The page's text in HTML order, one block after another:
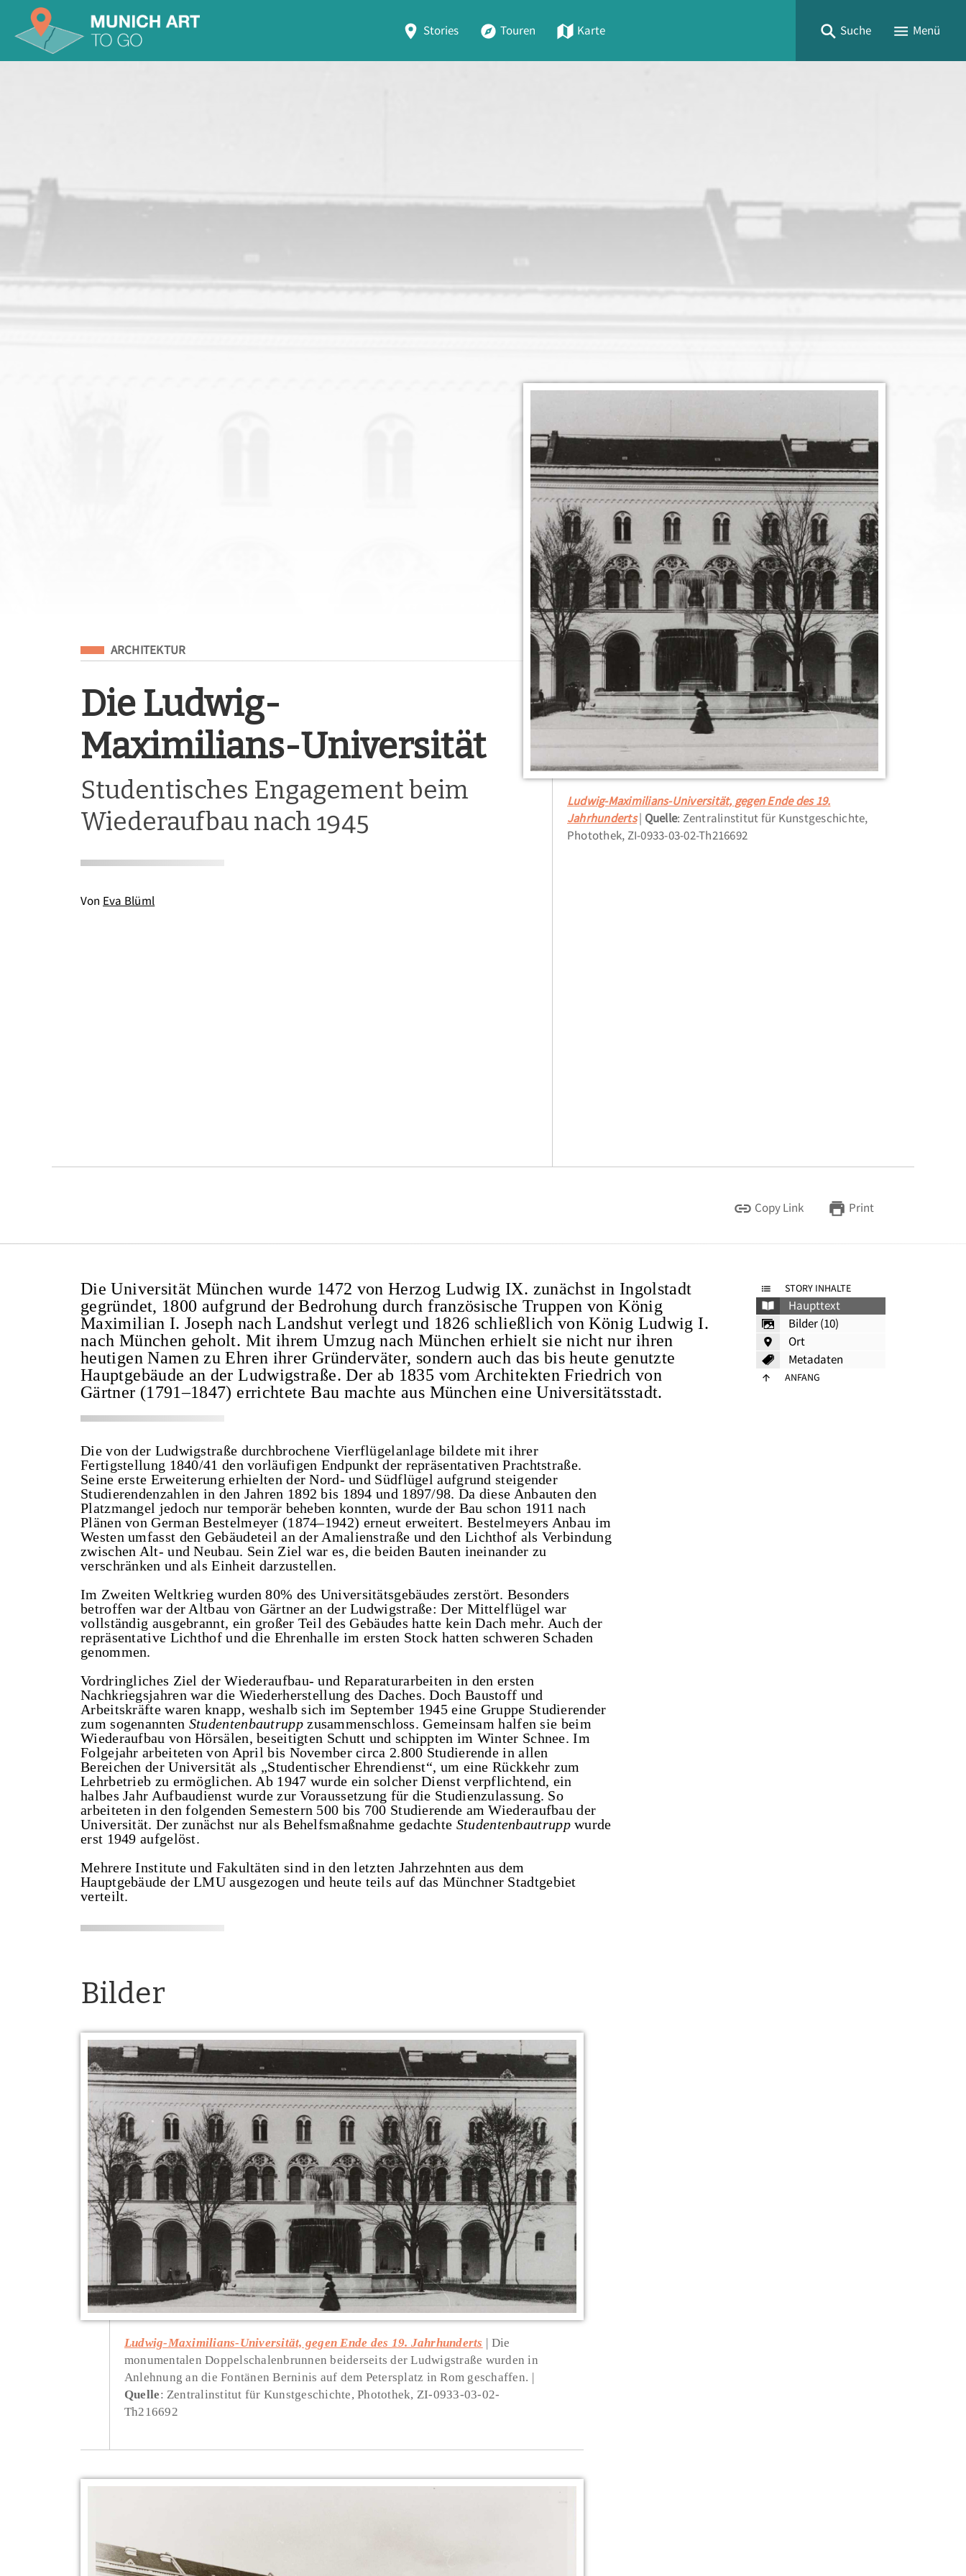
Stories Touren Karte Suche Menü
Eingeordnet unter
ARCHITEKTUR
Die Ludwig-
Maximilians-Universität
Studentisches Engagement beim
Wiederaufbau nach 1945
Von Eva Blüml
Ludwig-Maximilians-Universität, gegen Ende des 19.
Jahrhunderts Quelle: Zentralinstitut für Kunstgeschichte,
Photothek, ZI-0933-03-02-Th216692
Copy Link Print
STORY INHALTE
Haupttext
Bilder (10)
Ort
Metadaten
ANFANG
Die Universität München wurde 1472 von Herzog Ludwig IX. zunächst in Ingolstadt
gegründet, 1800 aufgrund der Bedrohung durch französische Truppen von König
Maximilian I. Joseph nach Landshut verlegt und 1826 schließlich von König Ludwig I.
nach München geholt. Mit ihrem Umzug nach München erhielt sie nicht nur ihren
heutigen Namen zu Ehren ihrer Gründerväter, sondern auch das bis heute genutzte
Hauptgebäude an der Ludwigstraße. Der ab 1835 vom Architekten Friedrich von
Gärtner (1791–1847) errichtete Bau machte aus München eine Universitätsstadt.
Die von der Ludwigstraße durchbrochene Vierflügelanlage bildete mit ihrer
Fertigstellung 1840/41 den vorläufigen Endpunkt der repräsentativen Prachtstraße.
Seine erste Erweiterung erhielten der Nord- und Südflügel aufgrund steigender
Studierendenzahlen in den Jahren 1892 bis 1894 und 1897/98. Da diese Anbauten den
Platzmangel jedoch nur temporär beheben konnten, wurde der Bau schon 1911 nach
Plänen von German Bestelmeyer (1874–1942) erneut erweitert. Bestelmeyers Anbau im
Westen umfasst den Gebäudeteil an der Amalienstraße und den Lichthof als Verbindung
zwischen Alt- und Neubau. Sein Ziel war es, die beiden Bauten ineinander zu
verschränken und als Einheit darzustellen.
Im Zweiten Weltkrieg wurden 80% des Universitätsgebäudes zerstört. Besonders
betroffen war der Altbau von Gärtner an der Ludwigstraße: Der Mittelflügel war
vollständig ausgebrannt, ein großer Teil des Gebäudes hatte kein Dach mehr. Auch der
repräsentative Lichthof und die Ehrenhalle im ersten Stock hatten schweren Schaden
genommen.
Vordringliches Ziel der Wiederaufbau- und Reparaturarbeiten in den ersten
Nachkriegsjahren war die Wiederherstellung des Daches. Doch Baustoff und
Arbeitskräfte waren knapp, weshalb sich im September 1945 eine Gruppe Studierender
zum sogenannten Studentenbautruppzusammenschloss. Gemeinsam halfen sie beim
Wiederaufbau von Hörsälen, beseitigten Schutt und schippten im Winter Schnee. Im
Folgejahr arbeiteten von April bis November circa 2.800 Studierende in allen
Bereichen der Universität als „Studentischer Ehrendienst“, um eine Rückkehr zum
Lehrbetrieb zu ermöglichen. Ab 1947 wurde ein solcher Dienst verpflichtend, ein
halbes Jahr Aufbaudienst wurde zur Voraussetzung für die Studienzulassung. So
arbeiteten in den folgenden Semestern 500 bis 700 Studierende am Wiederaufbau der
Universität. Der zunächst nur als Behelfsmaßnahme gedachte Studentenbautruppwurde
erst 1949 aufgelöst.
Mehrere Institute und Fakultäten sind in den letzten Jahrzehnten aus dem
Hauptgebäude der LMU ausgezogen und heute teils auf das Münchner Stadtgebiet
verteilt.
Bilder
Ludwig-Maximilians-Universität, gegen Ende des 19. Jahrhunderts
Die
monumentalen Doppelschalenbrunnen beiderseits der Ludwigstraße wurden in
Anlehnung an die Fontänen Berninis auf dem Petersplatz in Rom geschaffen.
Quelle: Zentralinstitut für Kunstgeschichte, Photothek, ZI-0933-03-02-
Th216692